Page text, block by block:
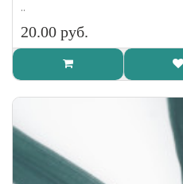
..
20.00 руб.